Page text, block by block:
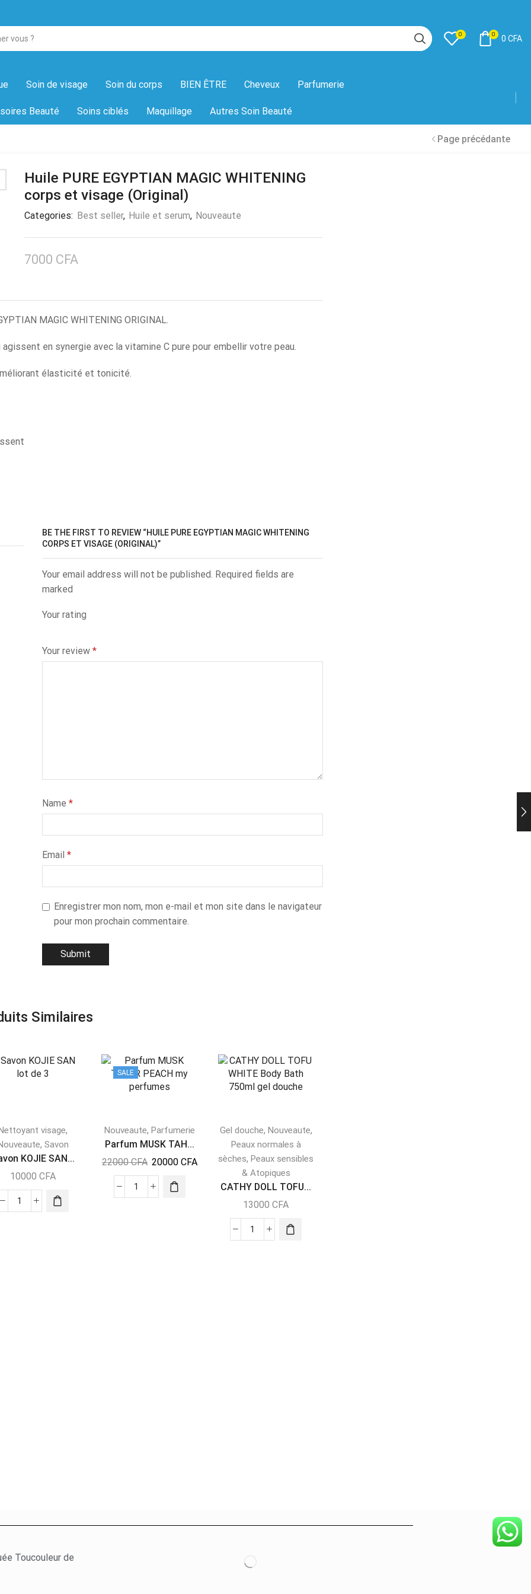
0 0 0 CFA
Soin de visage Soin du corps BIEN ÊTRE Cheveux Parfumerie
Beauté Soins ciblés Maquillage Autres Soin Beauté
Page précédante
Huile PURE EGYPTIAN MAGIC WHITENING
corps et visage (Original)
Categories: Best seller, Huile et serum, Nouveaute
7000 CFA
MAGIC WHITENING ORIGINAL.
en synergie avec la vitamine C pure pour embellir votre peau.
élasticité et tonicité.
BE THE FIRST TO REVIEW “HUILE PURE EGYPTIAN MAGIC WHITENING
CORPS ET VISAGE (ORIGINAL)”
Your email address will not be published. Required fields are
marked
Your rating
Your review *
Name *
Email *
Enregistrer mon nom, mon e-mail et mon site dans le navigateur
pour mon prochain commentaire.
Similaires
visage,
, Savon
KOJIE SAN...
10000CFA
SALE
Nouveaute, Parfumerie
Parfum MUSK TAH...
22000CFA 20000 CFA
Gel douche, Nouveaute,
Peaux normales à
sèches,Peaux sensibles
& Atopiques
CATHY DOLL TOFU...
13000CFA
Toucouleur de